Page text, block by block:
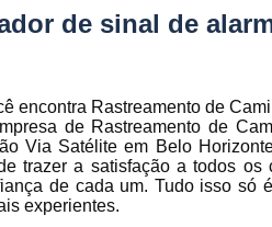
Rastreamento
de carro
Rastreamento
de frota
Rastreamento
de sinal de
encontra Rastreamento de
de Rastreamento de
Via Satélite em Belo
trazer a satisfação a todos os
de cada um. Tudo isso só
experientes.